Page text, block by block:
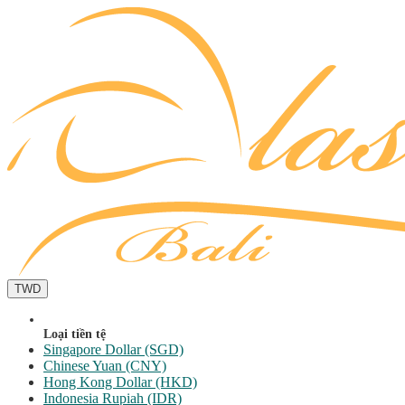
TWD
Loại tiền tệ
Singapore Dollar (SGD)
Chinese Yuan (CNY)
Hong Kong Dollar (HKD)
Indonesia Rupiah (IDR)